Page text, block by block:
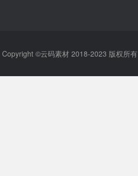
Copyright ©云码素材 2018-2023 版权所有